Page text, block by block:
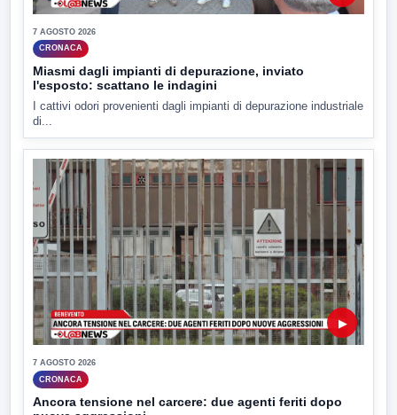
7 AGOSTO 2026
CRONACA
Miasmi dagli impianti di depurazione, inviato
l'esposto: scattano le indagini
I cattivi odori provenienti dagli impianti di depurazione industriale
di...
▶
7 AGOSTO 2026
CRONACA
Ancora tensione nel carcere: due agenti feriti dopo